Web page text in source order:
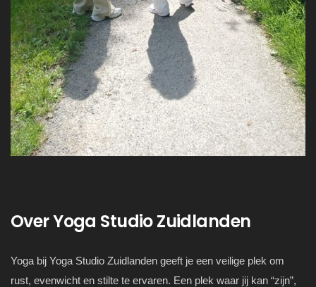
Over Yoga Studio Zuidlanden
Yoga bij Yoga Studio Zuidlanden geeft je een veilige plek om
rust, evenwicht en stilte te ervaren. Een plek waar jij kan “zijn”,